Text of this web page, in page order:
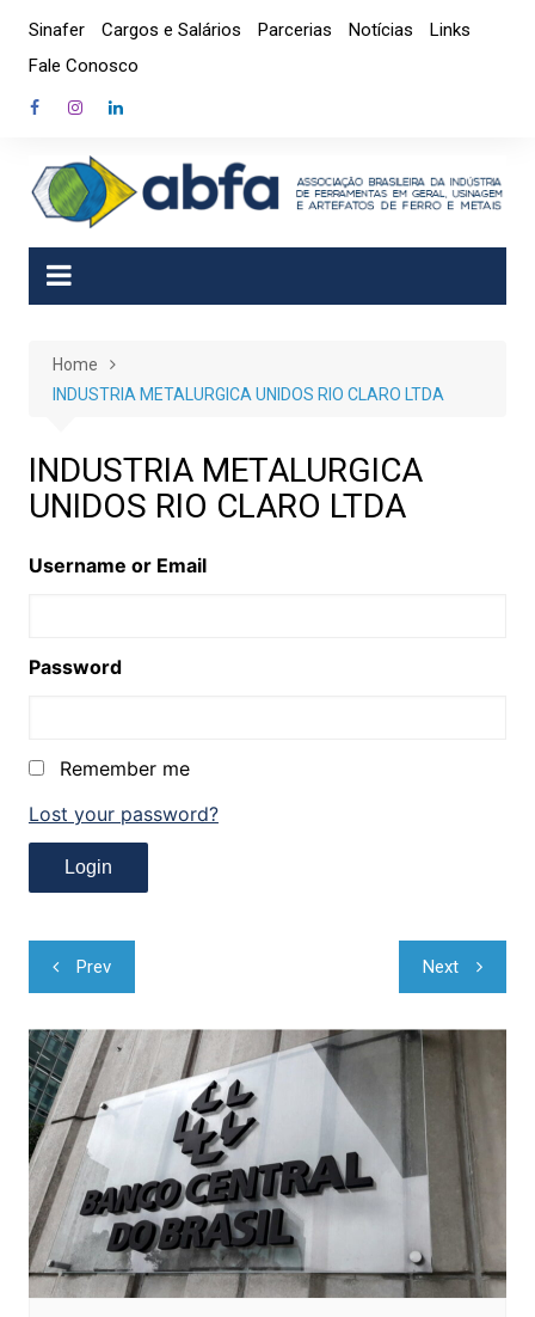
content
Sinafer Cargos e Salários Parcerias Notícias
Links
Fale Conosco
Home
INDUSTRIA METALURGICA UNIDOS RIO CLARO LTDA
INDUSTRIA METALURGICA
UNIDOS RIO CLARO LTDA
Username or Email
Password
Remember me
Lost your password?
Navegação
de
Post
Prev Next